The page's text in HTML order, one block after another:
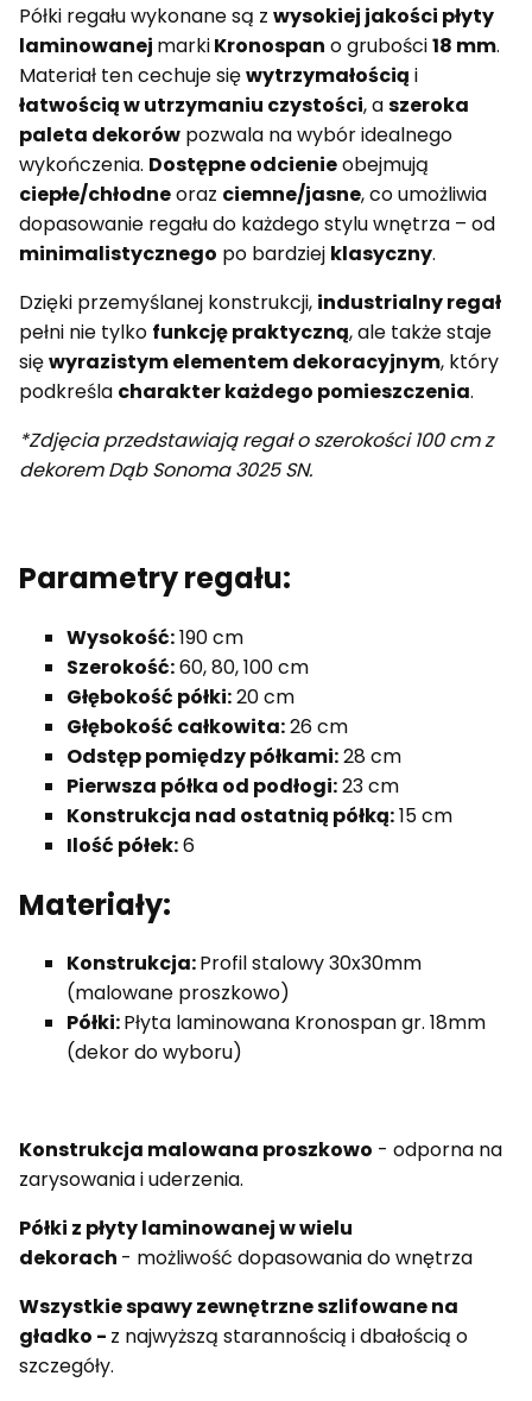
Półki regału wykonane są z wysokiej jakości płyty
laminowanej markiKronospan o grubości18 mm.
Materiał ten cechuje sięwytrzymałością i
łatwością w utrzymaniu czystości, aszeroka
paleta dekorów pozwala na wybór idealnego
wykończenia. Dostępne odcienieobejmują
ciepłe/chłodneoraz ciemne/jasne, co umożliwia
dopasowanie regału do każdego stylu wnętrza – od
minimalistycznego po bardziej klasyczny.
Dzięki przemyślanej konstrukcji, industrialny regał
pełni nie tylko funkcję praktyczną, ale także staje
sięwyrazistym elementem dekoracyjnym, który
podkreśla charakter każdego pomieszczenia.
*Zdjęcia przedstawiają regał o szerokości 100 cm z
dekorem Dąb Sonoma 3025 SN.
Parametry regału:
Wysokość:190 cm
Szerokość:60, 80, 100 cm
Głębokość półki:20 cm
Głębokość całkowita:26 cm
Odstęp pomiędzy półkami:28 cm
Pierwsza półka od podłogi:23 cm
Konstrukcja nad ostatnią półką:15 cm
Ilość półek:6
Materiały:
Konstrukcja:Profil stalowy 30x30mm
(malowane proszkowo)
Półki:Płyta laminowana Kronospan gr. 18mm
(dekor do wyboru)
Konstrukcja malowana proszkowo - odporna na
zarysowania i uderzenia.
Półki z płyty laminowanej w wielu
dekorach - możliwość dopasowania do wnętrza
Wszystkie spawy zewnętrzne szlifowane na
gładko - z najwyższą starannością i dbałością o
szczegóły.